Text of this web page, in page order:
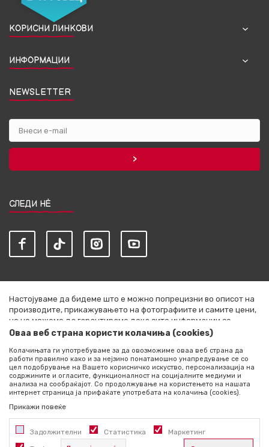
КОРИСНИ ЛИНКОВИ
ИНФОРМАЦИИ
NEWSLETTER
СЛЕДИ НЀ
Настојуваме да бидеме што е можно попрецизни во описот на
производите, прикажувањето на фотографиите и самите цени,
но не можеме да гарантираме дека сите информации се
комплетни и без грешки. Сите артикли прикажани на сајтот се
секој момент. Расположливоста на производите можете да ја
проверите со повик на +389 76 444 490
©2026 literatura.mk, Изработено одNB SOFT. Сите права
задржани.
Оваа веб страна користи колачиња (cookies)
Колачињата ги употребуваме за да овозможиме оваа веб страна да
работи правилно како и за нејзино понатамошно унапредување се со
цел подобрување на Вашето корисничко искуство, персонализација на
содржините и огласите, функционалност на социјалните медиуми и
анализа на сообраќајот. Со продолжување на користењето на нашата
интернет страница ја прифаќате употребата на колачиња (cookies).
Прикажи повеќе
Задолжителни Статистика Маркетинг